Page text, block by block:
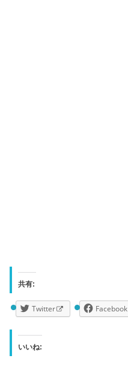
共有:
Twitter Facebook
いいね: